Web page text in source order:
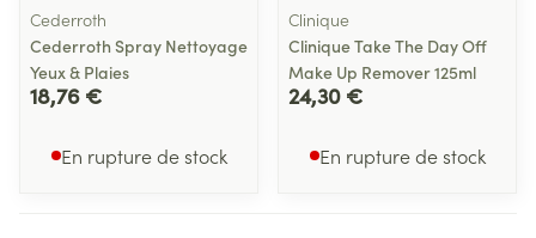
Cederroth
Cederroth Spray Nettoyage
Yeux & Plaies
18,76 €
En rupture de stock
Clinique
Clinique Take The Day Off
Make Up Remover 125ml
24,30 €
En rupture de stock